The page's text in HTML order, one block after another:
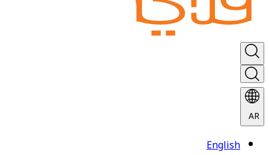
AR
English